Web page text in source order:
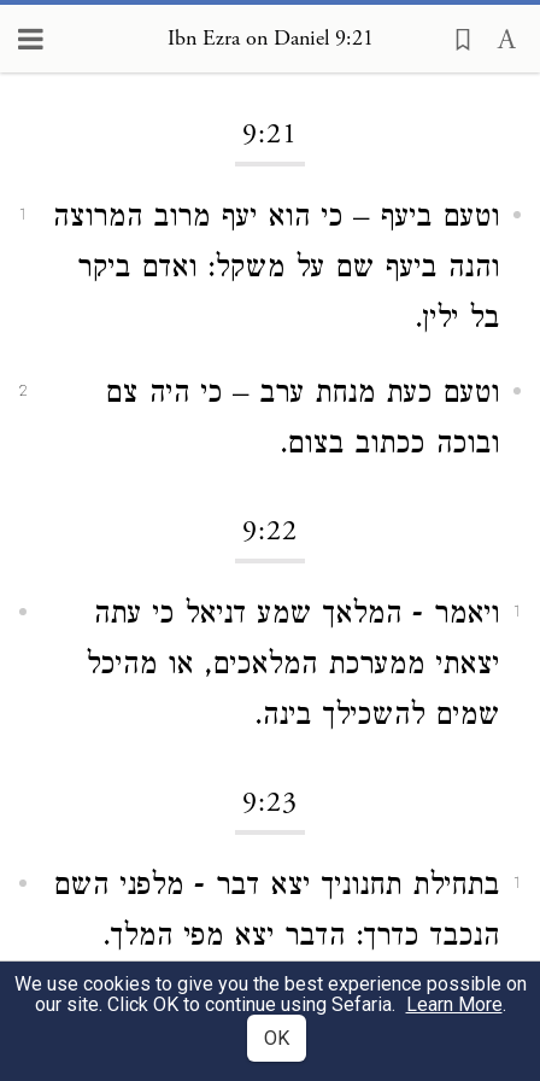
Ibn Ezra on Daniel 9:21
9:21
1
וטעם ביעף – כי הוא יעף מרוב המרוצה
והנה ביעף שם על משקל: ואדם ביקר
בל ילין.
2
וטעם כעת מנחת ערב – כי היה צם
ובוכה ככתוב בצום.
9:22
1
ויאמר - המלאך שמע דניאל כי עתה
יצאתי ממערכת המלאכים, או מהיכל
שמים להשכילך בינה.
9:23
1
בתחילת תחנוניך יצא דבר - מלפני השם
הנכבד כדרך: הדבר יצא מפי המלך.
והטעם: דבר שנגזר להיות ככה בלא
תוספת ולא מגרעת.
We use cookies to give you the best experience possible on
our site. Click OK to continue using Sefaria. Learn More.
OK